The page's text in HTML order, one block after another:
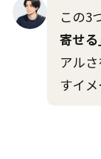
この3
寄せる
アル
すイ